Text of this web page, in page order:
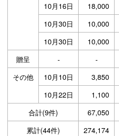
10月16日
18,000
10月30日
10,000
10月30日
10,000
贈呈
- -
その他
10月10日 3,850
10月22日
1,100
合計(9件)
67,050
累計(44件)
274,174